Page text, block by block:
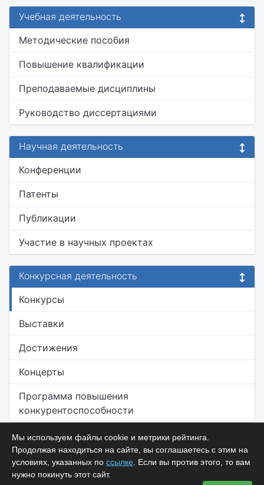
Учебная деятельность
Методические пособия
Повышение квалификации
Преподаваемые дисциплины
Руководство диссертациями
Научная деятельность
Конференции
Патенты
Публикации
Участие в научных проектах
Конкурсная деятельность
Конкурсы
Выставки
Достижения
Концерты
Программа повышения
конкурентоспособности
Мы используем файлы cookie и метрики рейтинга.
Продолжая находиться на сайте, вы соглашаетесь с этим на
условиях, указанных по ссылке . Если вы против этого, то вам
нужно покинуть этот сайт.